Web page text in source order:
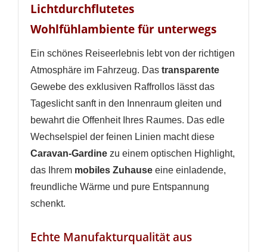
Lichtdurchflutetes
Wohlfühlambiente für unterwegs
Ein schönes Reiseerlebnis lebt von der richtigen
Atmosphäre im Fahrzeug. Das transparente
Gewebe des exklusiven Raffrollos lässt das
Tageslicht sanft in den Innenraum gleiten und
bewahrt die Offenheit Ihres Raumes. Das edle
Wechselspiel der feinen Linien macht diese
Caravan-Gardine zu einem optischen Highlight,
das Ihrem mobiles Zuhause eine einladende,
freundliche Wärme und pure Entspannung
schenkt.
Echte Manufakturqualität aus